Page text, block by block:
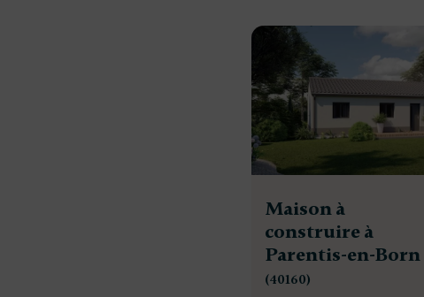
Maison à
construire à
Parentis-en-Born
(40160)